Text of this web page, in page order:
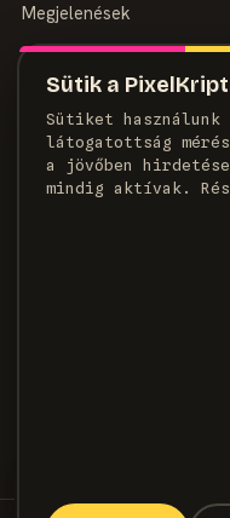
Sütik a
Sütiket használunk
látogatottság
a jövőben
mindig aktívak.
A Take-
Megjelenések
MAGAZIN
Szerzők
Médiaajánlat
Kapcsolat